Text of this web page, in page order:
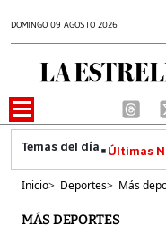
DOMINGO 09 AGOSTO 2026
Últimas
Inicio> Deportes> Más
MÁS DEPORTES